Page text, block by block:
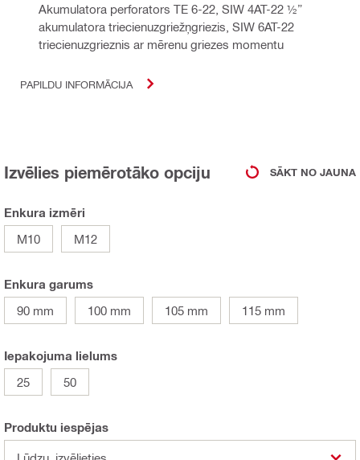
Akumulatora perforators TE 6-22, SIW 4AT-22 ½”
akumulatora triecienuzgriežņgriezis, SIW 6AT-22
triecienuzgrieznis ar mērenu griezes momentu
PAPILDU INFORMĀCIJA
Izvēlies piemērotāko opciju SĀKT NO JAUNA
Enkura izmēri
M10
M12
Enkura garums
90 mm
100 mm 105 mm 115 mm
Iepakojuma lielums
25
50
Produktu iespējas